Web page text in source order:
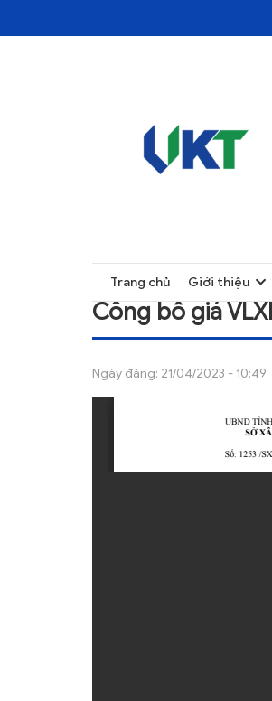
NGHIÊN CỨU
Trang chủ Giới thiệu
Công bố giá
Ngày đăng: 21/04/2023 - 10:49